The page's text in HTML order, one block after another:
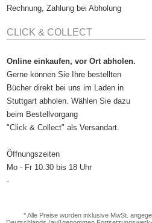
Rechnung, Zahlung bei Abholung
CLICK & COLLECT
Online einkaufen, vor Ort abholen.
Gerne können Sie Ihre bestellten
Bücher direkt bei uns im Laden in
Stuttgart abholen. Wählen Sie dazu
beim Bestellvorgang
"Click & Collect" als Versandart.
Öffnungszeiten
Mo - Fr 10.30 bis 18 Uhr
-
* Alle Preise wurden inklusive MwSt.